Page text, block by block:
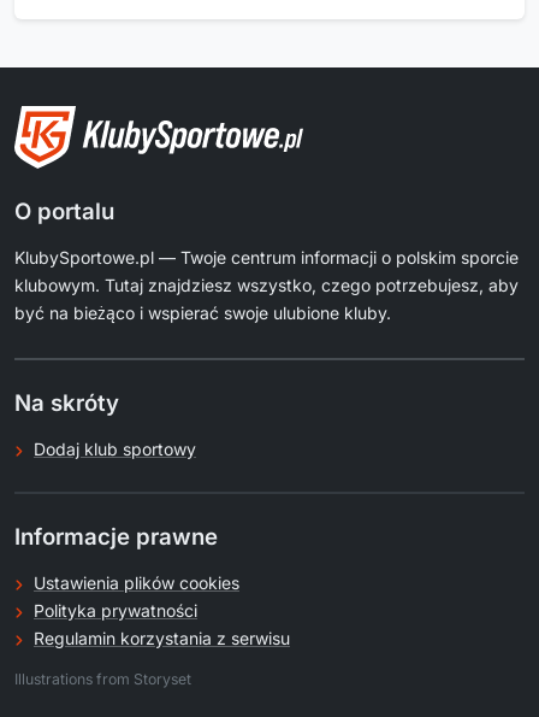
O portalu
KlubySportowe.pl — Twoje centrum informacji o polskim sporcie
klubowym. Tutaj znajdziesz wszystko, czego potrzebujesz, aby
być na bieżąco i wspierać swoje ulubione kluby.
Na skróty
Dodaj klub sportowy
Informacje prawne
Ustawienia plików cookies
Polityka prywatności
Regulamin korzystania z serwisu
Illustrations from Storyset